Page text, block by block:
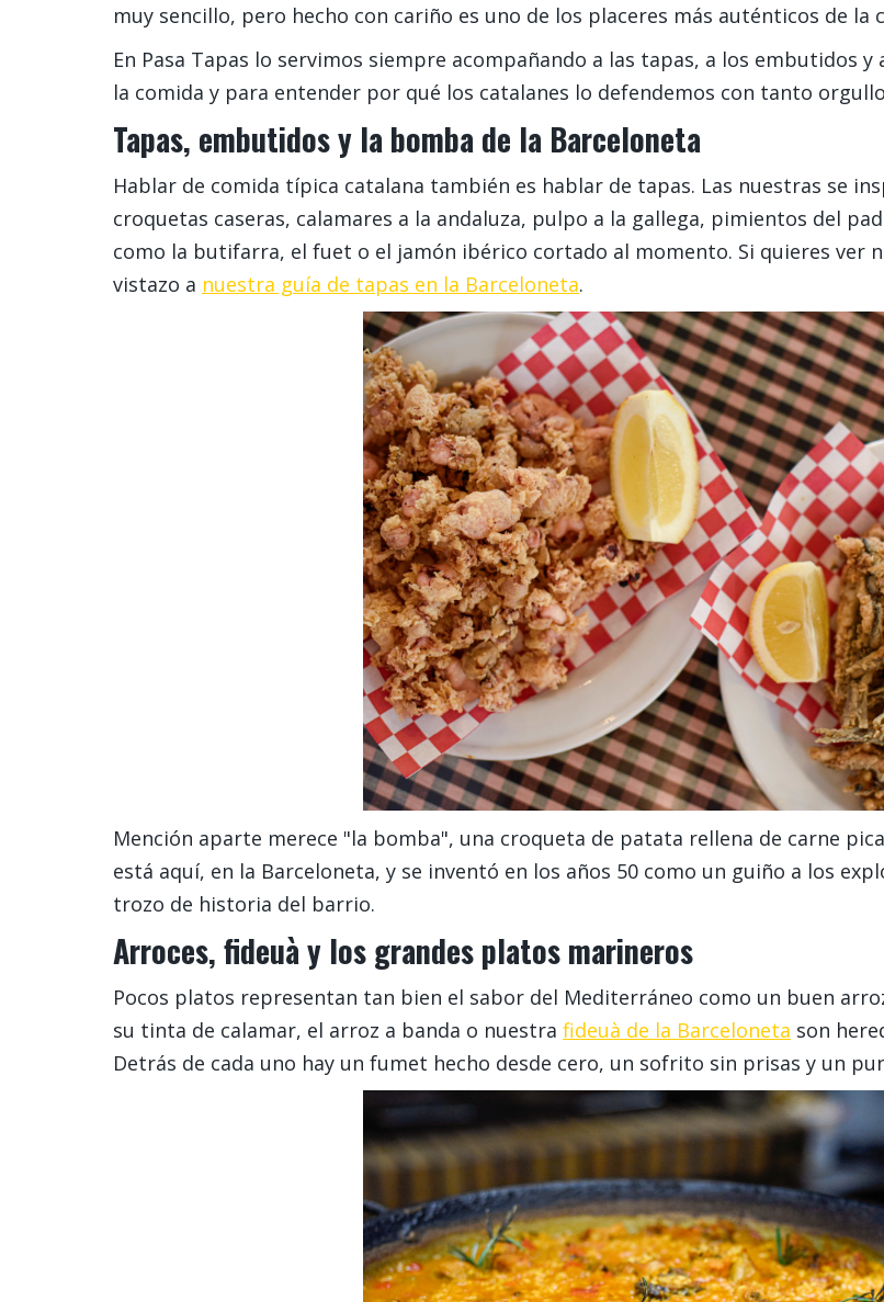
muy sencillo, pero hecho con cariño es uno de los placeres más auténticos de la
En Pasa Tapas lo servimos siempre acompañando a las tapas, a los embutidos
la comida y para entender por qué los catalanes lo defendemos con tanto
Tapas, embutidos y la bomba de la Barceloneta
Hablar de comida típica catalana también es hablar de tapas. Las nuestras se
croquetas caseras, calamares a la andaluza, pulpo a la gallega, pimientos del
como la butifarra, el fuet o el jamón ibérico cortado al momento. Si quieres ver
vistazo a nuestra guía de tapas en la Barceloneta.
Mención aparte merece "la bomba", una croqueta de patata rellena de carne
está aquí, en la Barceloneta, y se inventó en los años 50 como un guiño a los
trozo de historia del barrio.
Arroces, fideuà y los grandes platos marineros
Pocos platos representan tan bien el sabor del Mediterráneo como un buen
su tinta de calamar, el arroz a banda o nuestra fideuà de la Barceloneta son
Detrás de cada uno hay un fumet hecho desde cero, un sofrito sin prisas y un